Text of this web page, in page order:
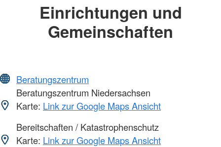
Einrichtungen und
Gemeinschaften
Beratungszentrum
Beratungszentrum Niedersachsen
Karte: Link zur Google Maps Ansicht
Bereitschaften / Katastrophenschutz
Karte: Link zur Google Maps Ansicht